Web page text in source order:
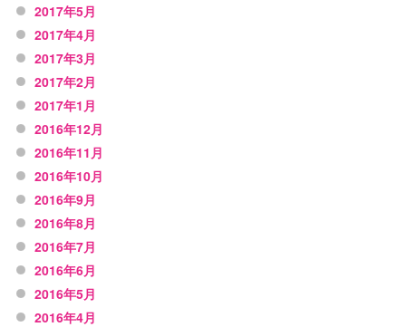
2017年5月
2017年4月
2017年3月
2017年2月
2017年1月
2016年12月
2016年11月
2016年10月
2016年9月
2016年8月
2016年7月
2016年6月
2016年5月
2016年4月